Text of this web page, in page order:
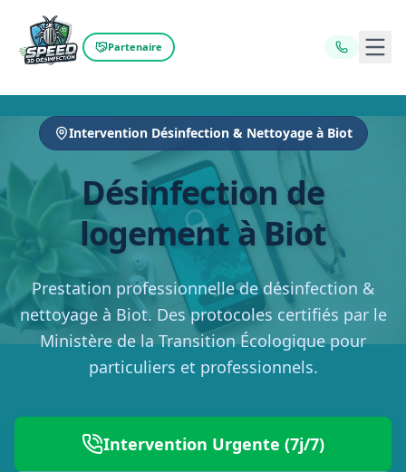
Partenaire
Intervention Désinfection & Nettoyage à Biot
Désinfection de
logement à Biot
Prestation professionnelle de désinfection &
nettoyage à Biot. Des protocoles certifiés par le
Ministère de la Transition Écologique pour
particuliers et professionnels.
Intervention Urgente (7j/7)